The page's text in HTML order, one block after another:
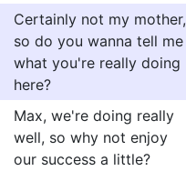
Certainly not my mother,
so do you wanna tell me
what you're really doing
here?
Max, we're doing really
well, so why not enjoy
our success a little?